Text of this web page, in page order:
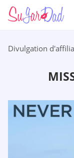
Divulgation